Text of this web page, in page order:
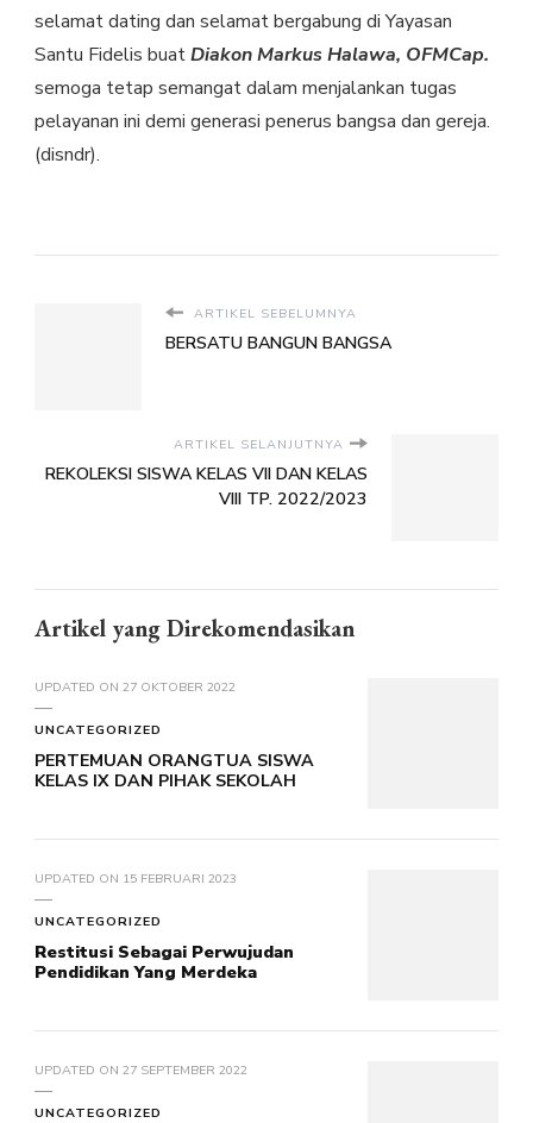
selamat dating dan selamat bergabung di Yayasan
Santu Fidelis buatDiakon Markus Halawa, OFMCap.
semoga tetap semangat dalam menjalankan tugas
pelayanan ini demi generasi penerus bangsa dan gereja.
(disndr).
ARTIKEL SEBELUMNYA
BERSATU BANGUN BANGSA
ARTIKEL SELANJUTNYA
REKOLEKSI SISWA KELAS VII DAN KELAS
VIII TP. 2022/2023
Artikel yang Direkomendasikan
UPDATED ON 27 OKTOBER 2022
UNCATEGORIZED
PERTEMUAN ORANGTUA SISWA
KELAS IX DAN PIHAK SEKOLAH
UPDATED ON 15 FEBRUARI 2023
UNCATEGORIZED
Restitusi Sebagai Perwujudan
Pendidikan Yang Merdeka
UPDATED ON 27 SEPTEMBER 2022
UNCATEGORIZED